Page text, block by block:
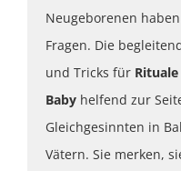
Neugeborenen
Fragen. Die
und Tricks für
Baby helfend zur
Gleichgesinnten in
Vätern. Sie merken,